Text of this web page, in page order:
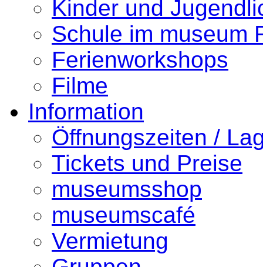
Kinder und
Schule im museum
Ferienworkshops
Filme
Information
Öffnungszeiten /
Tickets und Preise
museumsshop
museumscafé
Vermietung